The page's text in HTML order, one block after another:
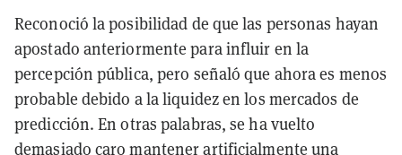
Reconoció la posibilidad de que las personas hayan
apostado anteriormente para influir en la
percepción pública, pero señaló que ahora es menos
probable debido a la liquidez en los mercados de
predicción. En otras palabras, se ha vuelto
demasiado caro mantener artificialmente una